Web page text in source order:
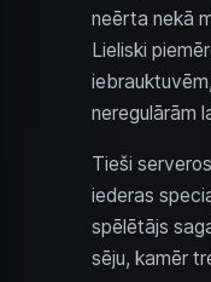
neērta nekā
Lieliski
neregulārām
Tieši
iederas
spēlētājs
sēju, kamēr